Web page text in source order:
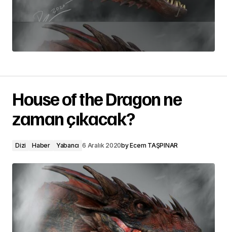
House of the Dragon ne
zaman çıkacak?
Dizi Haber Yabancı 6 Aralık 2020byEcem TAŞPINAR